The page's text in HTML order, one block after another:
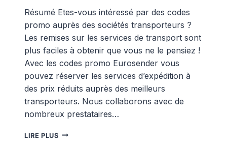
Résumé Etes-vous intéressé par des codes
promo auprès des sociétés transporteurs ?
Les remises sur les services de transport sont
plus faciles à obtenir que vous ne le pensiez !
Avec les codes promo Eurosender vous
pouvez réserver les services d’expédition à
des prix réduits auprès des meilleurs
transporteurs. Nous collaborons avec de
nombreux prestataires…
LIRE PLUSCODES